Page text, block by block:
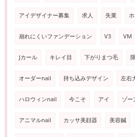
アイデザイナー募集 求人 失業
崩れにくいファンデーション V3 VM
Jカール キレイ目 下がりまつ毛
オーダーnail 持ち込みデザイン 左右
ハロウィンnail 今こそ アイ ゾー
アニマルnail カッサ美顔器 美容鍼